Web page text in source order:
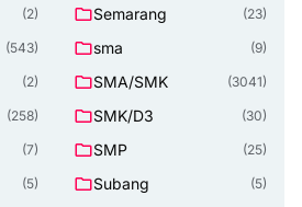
(2) Semarang (23)
(543) sma (9)
(2) SMA/SMK (3041)
(258) SMK/D3 (30)
(7) SMP (25)
(5) Subang (5)